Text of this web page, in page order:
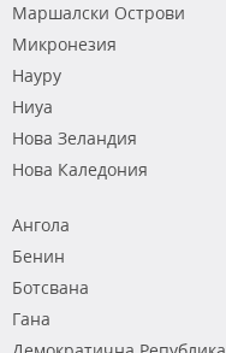
Маршалски Острови
Микронезия
Науру
Ниуа
Нова Зеландия
Нова Каледония
Ангола
Бенин
Ботсвана
Гана